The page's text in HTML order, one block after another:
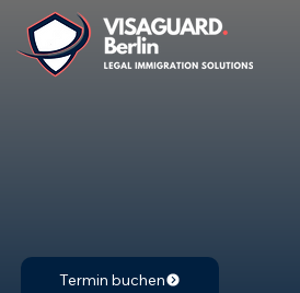
Termin buchen